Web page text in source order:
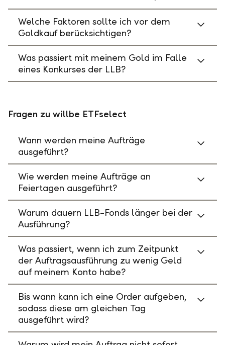
Welche Faktoren sollte ich vor dem
Goldkauf berücksichtigen?
Was passiert mit meinem Gold im Falle
eines Konkurses der LLB?
Fragen zu willbe ETFselect
Wann werden meine Aufträge
ausgeführt?
Wie werden meine Aufträge an
Feiertagen ausgeführt?
Warum dauern LLB-Fonds länger bei der
Ausführung?
Was passiert, wenn ich zum Zeitpunkt
der Auftragsausführung zu wenig Geld
auf meinem Konto habe?
Bis wann kann ich eine Order aufgeben,
sodass diese am gleichen Tag
ausgeführt wird?